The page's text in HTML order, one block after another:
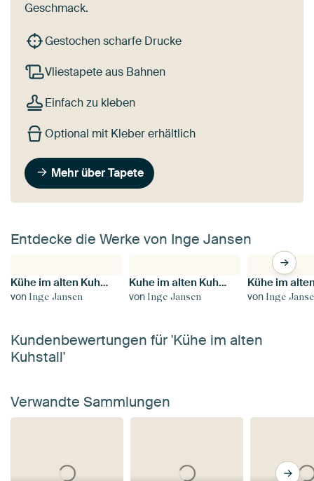
Geschmack.
Gestochen scharfe Drucke
Vliestapete aus Bahnen
Einfach zu kleben
Optional mit Kleber erhältlich
Mehr über Tapete
Entdecke die Werke von Inge Jansen
Kühe im alten Kuhstall
von Inge Jansen
Kuhe im alten Kuhstal
von Inge Jansen von Inge
Kundenbewertungen für 'Kühe im alten
Kuhstall'
Verwandte Sammlungen